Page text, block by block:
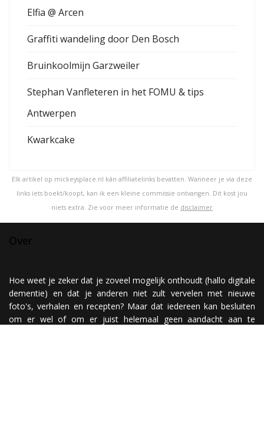
Elfia @ Arcen
Graffiti wandeling door Den Bosch
Bruinkoolmijn Garzweiler
Stephan Vanfleteren in het FOMU & tips
Antwerpen
Kwarkcake
Elk artikel op mickeysplace.nl kán affiliatelinks bevatten. Wanneer je via deze
links iets boekt/koopt, kan ik een kleine commissie ontvangen. Dit kost jou
niets extra. Zie voor meer informatie de disclaimer
Hoe weet je zeker dat je zoveel mogelijk onthoudt (hallo digitale
dementie) en dat je anderen niet zult vervelen met nieuwe
foto's, verhalen en recepten? Maar dat iedereen kan besluiten
om er wel of om er juist helemaal geen aandacht aan te